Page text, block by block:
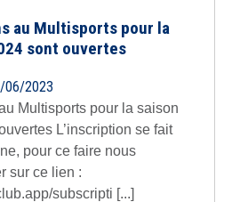
au Multisports pour la
sont ouvertes
06/2023
Multisports pour la saison
L’inscription se fait
pour ce faire nous
sur ce lien :
subscripti [...]